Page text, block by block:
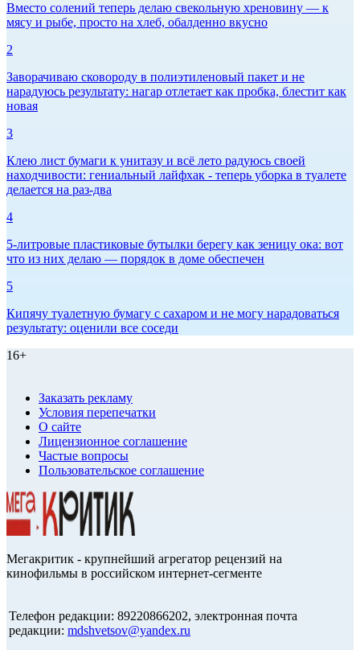
Вместо солений теперь делаю свекольную хреновину — к
мясу и рыбе, просто на хлеб, обалденно вкусно
2
Заворачиваю сковороду в полиэтиленовый пакет и не
нарадуюсь результату: нагар отлетает как пробка, блестит как
новая
3
Клею лист бумаги к унитазу и всё лето радуюсь своей
находчивости: гениальный лайфхак - теперь уборка в туалете
делается на раз-два
4
5-литровые пластиковые бутылки берегу как зеницу ока: вот
что из них делаю — порядок в доме обеспечен
5
Кипячу туалетную бумагу с сахаром и не могу нарадоваться
результату: оценили все соседи
16+
Заказать рекламу
Условия перепечатки
О сайте
Лицензионное соглашение
Частые вопросы
Пользовательское соглашение
Мегакритик - крупнейший агрегатор рецензий на
кинофильмы в российском интернет-сегменте
Телефон редакции: 89220866202, электронная почта
редакции: mdshvetsov@yandex.ru